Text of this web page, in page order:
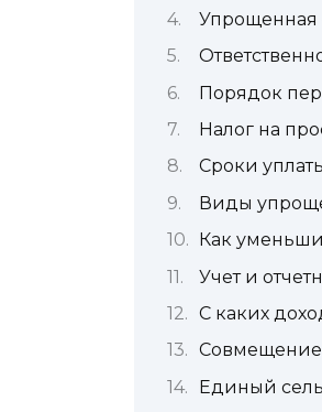
Упрощенная
Порядок
Налог на
Сроки
Виды
Как
Учет и
С каких
Совмещение
Единый